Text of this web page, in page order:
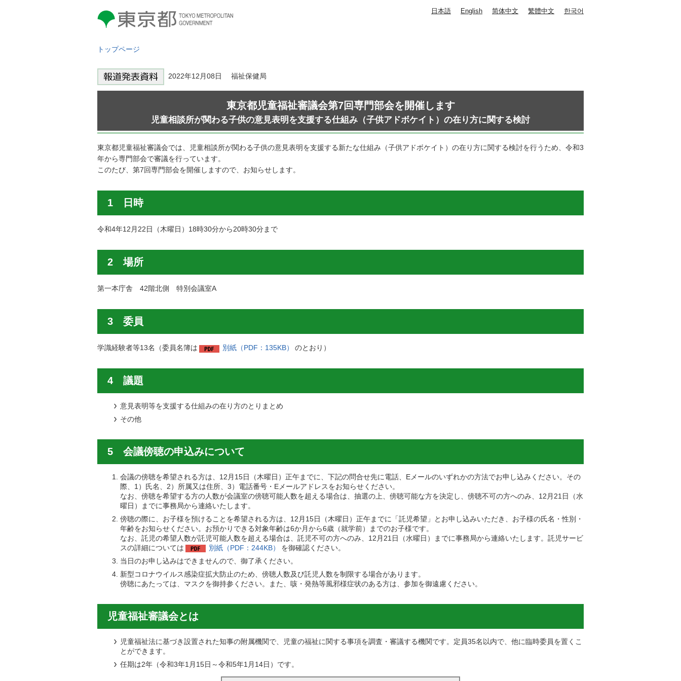
東京都 TOKYO METROPOLITAN
GOVERNMENT
日本語 English 简体中文 繁體中文 한국어
トップページ
2022年12月08日 福祉保健局
東京都児童福祉審議会第7回専門部会を開催します
児童相談所が関わる子供の意見表明を支援する仕組み（子供アドボケイト）の在り方に関する検討
東京都児童福祉審議会では、児童相談所が関わる子供の意見表明を支援する新たな仕組み（子供アドボケイト）の在り方に関する検討を行うため、令和3
年から専門部会で審議を行っています。
このたび、第7回専門部会を開催しますので、お知らせします。
1 日時
令和4年12月22日（木曜日）18時30分から20時30分まで
2 場所
第一本庁舎 42階北側 特別会議室A
3 委員
学識経験者等13名（委員名簿は 別紙（PDF：135KB） のとおり）
4 議題
意見表明等を支援する仕組みの在り方のとりまとめ
その他
5 会議傍聴の申込みについて
会議の傍聴を希望される方は、12月15日（木曜日）正午までに、下記の問合せ先に電話、Eメールのいずれかの方法でお申し込みください。その
際、1）氏名、2）所属又は住所、3）電話番号・Eメールアドレスをお知らせください。
なお、傍聴を希望する方の人数が会議室の傍聴可能人数を超える場合は、抽選の上、傍聴可能な方を決定し、傍聴不可の方へのみ、12月21日（水
曜日）までに事務局から連絡いたします。
傍聴の際に、お子様を預けることを希望される方は、12月15日（木曜日）正午までに「託児希望」とお申し込みいただき、お子様の氏名・性別・
年齢をお知らせください。お預かりできる対象年齢は6か月から6歳（就学前）までのお子様です。
なお、託児の希望人数が託児可能人数を超える場合は、託児不可の方へのみ、12月21日（水曜日）までに事務局から連絡いたします。託児サービ
スの詳細については
別紙（PDF：244KB）
を御確認ください。
当日のお申し込みはできませんので、御了承ください。
新型コロナウイルス感染症拡大防止のため、傍聴人数及び託児人数を制限する場合があります。
傍聴にあたっては、マスクを御持参ください。また、咳・発熱等風邪様症状のある方は、参加を御遠慮ください。
児童福祉審議会とは
児童福祉法に基づき設置された知事の附属機関で、児童の福祉に関する事項を調査・審議する機関です。定員35名以内で、他に臨時委員を置くこ
とができます。
任期は2年（令和3年1月15日～令和5年1月14日）です。